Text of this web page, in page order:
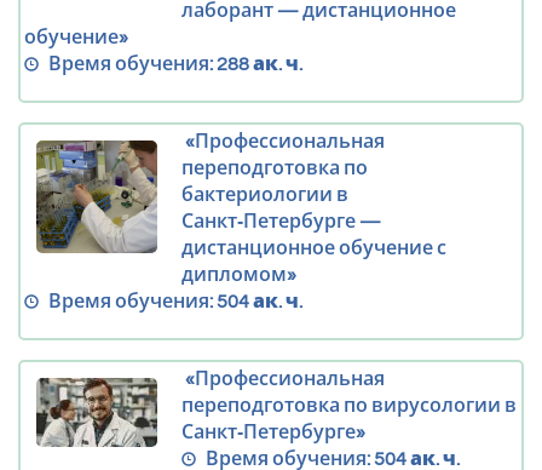
лаборант — дистанционное
обучение»
Время обучения:288 ак. ч.
«Профессиональная
переподготовка по
бактериологии в
Санкт‑Петербурге —
дистанционное обучение с
дипломом»
Время обучения:504 ак. ч.
«Профессиональная
переподготовка по вирусологии в
Санкт‑Петербурге»
Время обучения:504 ак. ч.